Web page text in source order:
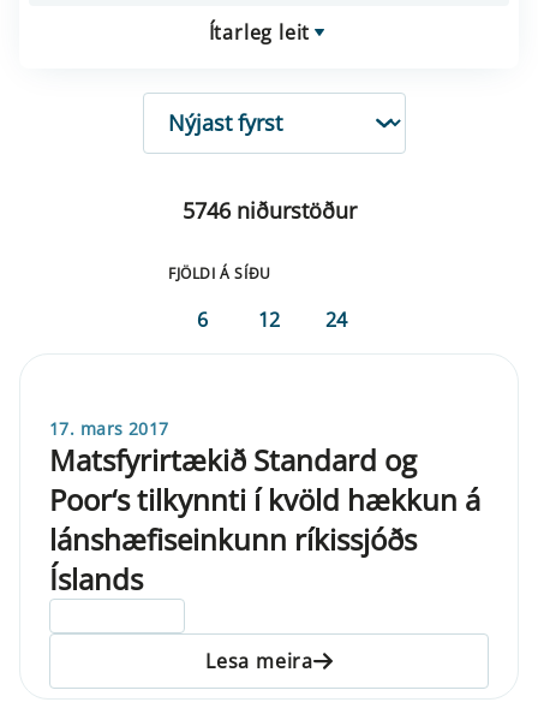
Ítarleg leit
RÖÐUN
5746 niðurstöður
FJÖLDI Á SÍÐU
6 12 24
17. mars 2017
Matsfyrirtækið Standard og
Poor‘s tilkynnti í kvöld hækkun á
lánshæfiseinkunn ríkissjóðs
Íslands
Lesa meira